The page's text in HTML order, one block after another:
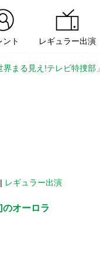
ント レギュラー出演
まる見え!テレビ特捜部」
| レギュラー出演
オーロラ